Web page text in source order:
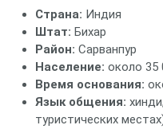
Страна: Индия
Штат: Бихар
Район: Сарванпур
Население: около 35
Время основания:
Язык общения:
туристических